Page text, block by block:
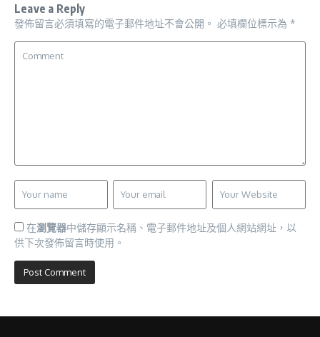
Leave a Reply
發佈留言必須填寫的電子郵件地址不會公開。 必填欄位標示為 *
在瀏覽器中儲存顯示名稱、電子郵件地址及個人網站網址，以
供下次發佈留言時使用。